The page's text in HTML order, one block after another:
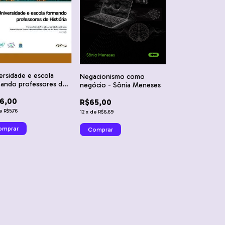
e escola
professores de
Juniele
de Almeida, Manuel
Marcus
de Oliveira
R$5,76
Negacionismo como
negócio - Sônia Meneses
R$65,00
12 x de R$6,69